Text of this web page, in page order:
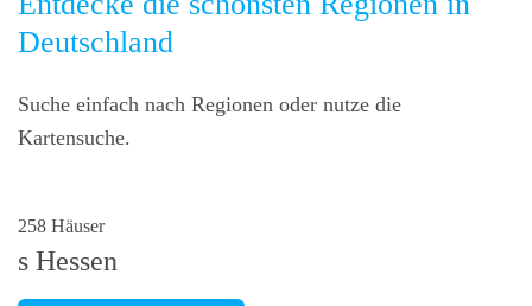
Deutschland
Suche einfach nach Regionen oder nutze die
Kartensuche.
258 Häuser
Hessen